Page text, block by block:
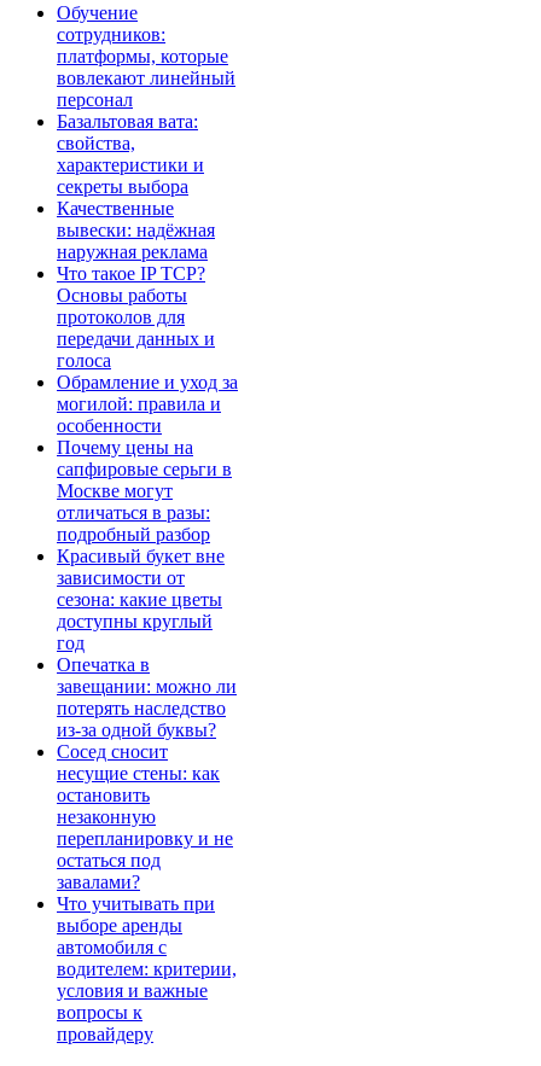
Обучение
сотрудников:
платформы, которые
вовлекают линейный
персонал
Базальтовая вата:
свойства,
характеристики и
секреты выбора
Качественные
вывески: надёжная
наружная реклама
Что такое IP TCP?
Основы работы
протоколов для
передачи данных и
голоса
Обрамление и уход за
могилой: правила и
особенности
Почему цены на
сапфировые серьги в
Москве могут
отличаться в разы:
подробный разбор
Красивый букет вне
зависимости от
сезона: какие цветы
доступны круглый
год
Опечатка в
завещании: можно ли
потерять наследство
из-за одной буквы?
Сосед сносит
несущие стены: как
остановить
незаконную
перепланировку и не
остаться под
завалами?
Что учитывать при
выборе аренды
автомобиля с
водителем: критерии,
условия и важные
вопросы к
провайдеру